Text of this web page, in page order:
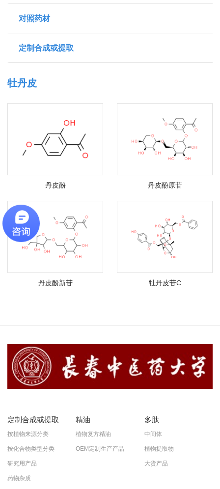
对照药材
定制合成或提取
牡丹皮
丹皮酚 丹皮酚原苷
丹皮酚新苷 牡丹皮苷C
定制合成或提取
按植物来源分类
按化合物类型分类
研究用产品
药物杂质
精油
植物复方精油
OEM定制生产产品
多肽
中间体
植物提取物
大货产品